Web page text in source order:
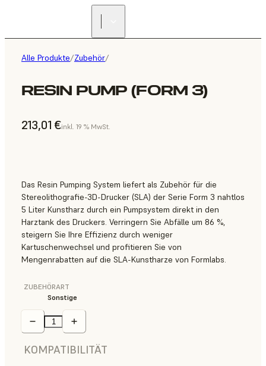
Alle Produkte/Zubehör/
RESIN PUMP (FORM 3)
213,01 €inkl. 19 % MwSt.
Das Resin Pumping System liefert als Zubehör für die
Stereolithografie-3D-Drucker (SLA) der Serie Form 3 nahtlos
5 Liter Kunstharz durch ein Pumpsystem direkt in den
Harztank des Druckers. Verringern Sie Abfälle um 86 %,
steigern Sie Ihre Effizienz durch weniger
Kartuschenwechsel und profitieren Sie von
Mengenrabatten auf die SLA-Kunstharze von Formlabs.
ZUBEHÖRART
Sonstige
KOMPATIBILITÄT